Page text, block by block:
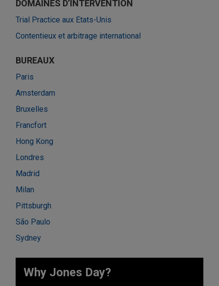
DOMAINES D’INTERVENTION
Trial Practice aux Etats-Unis
Contentieux et arbitrage international
BUREAUX
Paris
Amsterdam
Bruxelles
Francfort
Hong Kong
Londres
Madrid
Milan
Pittsburgh
São Paulo
Sydney
Why Jones Day?